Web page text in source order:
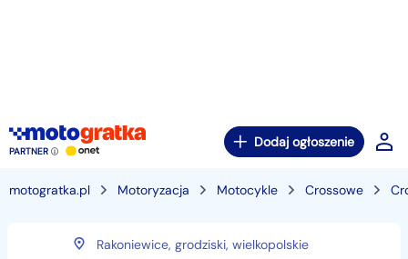
PARTNER
Dodaj ogłoszenie
motogratka.pl Motoryzacja Motocykle Crossowe
Rakoniewice, grodziski, wielkopolskie